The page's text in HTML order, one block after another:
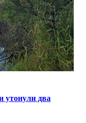
утонули два